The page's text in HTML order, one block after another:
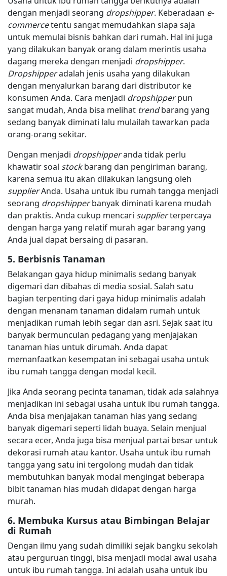
dengan menjadi seorang dropshipper. Keberadaan e-
commercetentu sangat memudahkan siapa saja
untuk memulai bisnis bahkan dari rumah. Hal ini juga
yang dilakukan banyak orang dalam merintis usaha
dagang mereka dengan menjadi dropshipper.
Dropshipperadalah jenis usaha yang dilakukan
dengan menyalurkan barang dari distributor ke
konsumen Anda. Cara menjadi dropshipperpun
sangat mudah, Anda bisa melihat trendbarang yang
sedang banyak diminati lalu mulailah tawarkan pada
orang-orang sekitar.
Dengan menjadi dropshipperanda tidak perlu
khawatir soal stockbarang dan pengiriman barang,
karena semua itu akan dilakukan langsung oleh
supplierAnda. Usaha untuk ibu rumah tangga menjadi
seorang dropshipperbanyak diminati karena mudah
dan praktis. Anda cukup mencari supplierterpercaya
dengan harga yang relatif murah agar barang yang
Anda jual dapat bersaing di pasaran.
5. Berbisnis Tanaman
Belakangan gaya hidup minimalis sedang banyak
digemari dan dibahas di media sosial. Salah satu
bagian terpenting dari gaya hidup minimalis adalah
dengan menanam tanaman didalam rumah untuk
menjadikan rumah lebih segar dan asri. Sejak saat itu
banyak bermunculan pedagang yang menjajakan
tanaman hias untuk dirumah. Anda dapat
memanfaatkan kesempatan ini sebagai usaha untuk
ibu rumah tangga dengan modal kecil.
Jika Anda seorang pecinta tanaman, tidak ada salahnya
menjadikan ini sebagai usaha untuk ibu rumah tangga.
Anda bisa menjajakan tanaman hias yang sedang
banyak digemari seperti lidah buaya. Selain menjual
secara ecer, Anda juga bisa menjual partai besar untuk
dekorasi rumah atau kantor. Usaha untuk ibu rumah
tangga yang satu ini tergolong mudah dan tidak
membutuhkan banyak modal mengingat beberapa
bibit tanaman hias mudah didapat dengan harga
murah.
6. Membuka Kursus atau Bimbingan Belajar
di Rumah
Dengan ilmu yang sudah dimiliki sejak bangku sekolah
atau perguruan tinggi, bisa menjadi modal awal usaha
untuk ibu rumah tangga. Ini adalah usaha untuk ibu